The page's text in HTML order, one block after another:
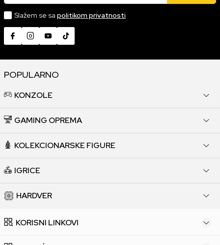
Slažem se sa politikom privatnosti
POPULARNO
KONZOLE
GAMING OPREMA
KOLEKCIONARSKE FIGURE
IGRICE
HARDVER
KORISNI LINKOVI